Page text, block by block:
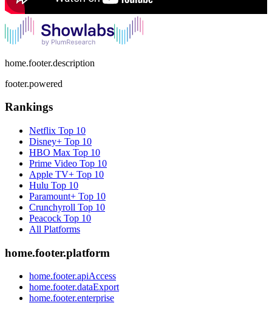
home.footer.description
footer.powered
Rankings
Netflix Top 10
Disney+ Top 10
HBO Max Top 10
Prime Video Top 10
Apple TV+ Top 10
Hulu Top 10
Paramount+ Top 10
Crunchyroll Top 10
Peacock Top 10
All Platforms
home.footer.platform
home.footer.apiAccess
home.footer.dataExport
home.footer.enterprise